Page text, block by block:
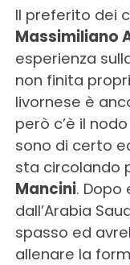
Il preferito dei
Massimiliano
esperienza
non finita
livornese è
però c’è il
sono di certo
sta circolando
Mancini. Dopo
dall’Arabia
spasso ed
allenare la